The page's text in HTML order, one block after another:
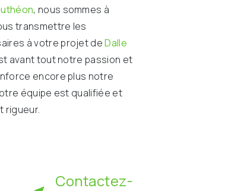
, nous sommes à
transmettre les
à votre projet deDalle
avant tout notre passion et
encore plus notre
équipe est qualifiée et
rigueur.
Contactez-